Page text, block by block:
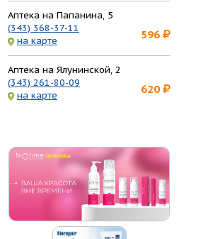
Аптека на Папанина, 5
(343) 368-37-11
на карте
596
Аптека на Ялунинской, 2
(343) 261-80-09
на карте
620